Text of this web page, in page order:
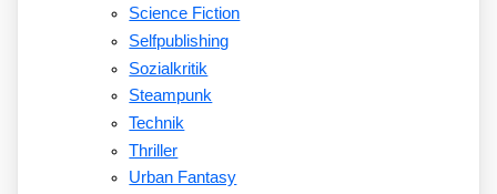
Science Fiction
Selfpublishing
Sozialkritik
Steampunk
Technik
Thriller
Urban Fantasy